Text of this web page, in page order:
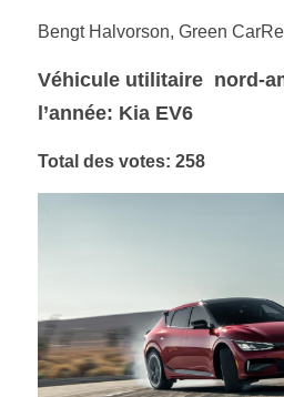
Bengt Halvorson, Green
Véhicule utilitaire nord-
l’année: Kia EV6
Total des votes: 258